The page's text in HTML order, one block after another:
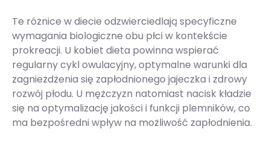
Te różnice w diecie odzwierciedlają specyficzne
wymagania biologiczne obu płci w kontekście
prokreacji. U kobiet dieta powinna wspierać
regularny cykl owulacyjny, optymalne warunki dla
zagnieżdżenia się zapłodnionego jajeczka i zdrowy
rozwój płodu. U mężczyzn natomiast nacisk kładzie
się na optymalizację jakości i funkcji plemników, co
ma bezpośredni wpływ na możliwość zapłodnienia.